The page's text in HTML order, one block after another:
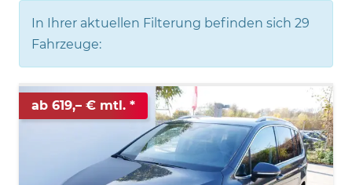
In Ihrer aktuellen Filterung befinden sich 29
Fahrzeuge:
ab 619,– € mtl.